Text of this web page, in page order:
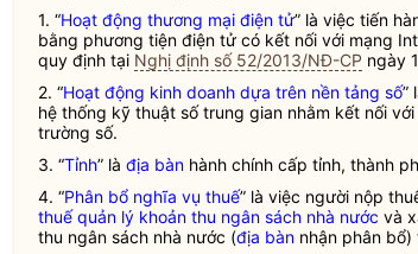
1. “Hoạt động thương mại điện tử” là việc tiến
bằng phương tiện điện tử có kết nối với mạng
quy định tại Nghị định số 52/2013/NĐ-CP ngày
2. “Hoạt động kinh doanh dựa trên nền tảng số”
hệ thống kỹ thuật số trung gian nhằm kết nối
trường số.
3. “Tỉnh” là địa bàn hành chính cấp tỉnh, thành
4. “Phân bổ nghĩa vụ thuế” là việc người nộp
thuế quản lý khoản thu ngân sách nhà nước và
thu ngân sách nhà nước (địa bàn nhận phân